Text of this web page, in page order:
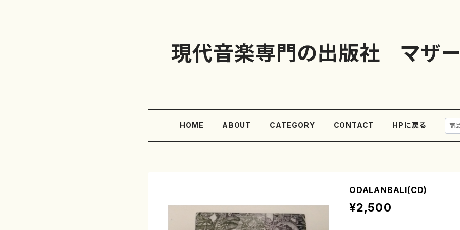
現代音楽専門の出版社 マザ
HOME ABOUT CATEGORY CONTACT HPに戻る
ODALANBALI(CD)
¥2,500